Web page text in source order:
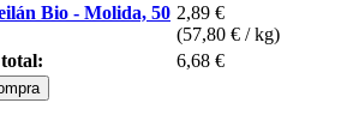
Bio - Molida, 50 2,89 €
(57,80 € / kg)
6,68 €